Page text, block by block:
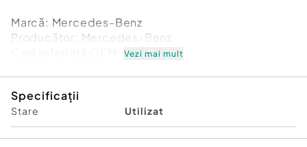
Marcă: Mercedes-Benz
Producător: Mercedes-Benz
Cod referinţă OEM: 48937408
Vezi mai mult
Specificații
Stare Utilizat